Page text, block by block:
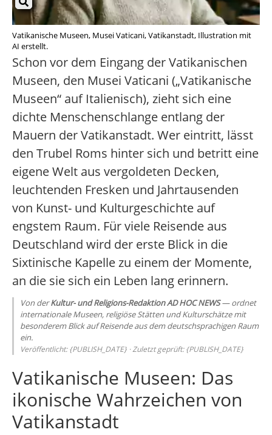
Vatikanische Museen, Musei Vaticani, Vatikanstadt, Illustration mit
AI erstellt.
Schon vor dem Eingang der Vatikanischen
Museen, den Musei Vaticani („Vatikanische
Museen“ auf Italienisch), zieht sich eine
dichte Menschenschlange entlang der
Mauern der Vatikanstadt. Wer eintritt, lässt
den Trubel Roms hinter sich und betritt eine
eigene Welt aus vergoldeten Decken,
leuchtenden Fresken und Jahrtausenden
von Kunst- und Kulturgeschichte auf
engstem Raum. Für viele Reisende aus
Deutschland wird der erste Blick in die
Sixtinische Kapelle zu einem der Momente,
an die sie sich ein Leben lang erinnern.
Von derKultur- und Religions-Redaktion AD HOC NEWS— ordnet
internationale Museen, religiöse Stätten und Kulturschätze mit
besonderem Blick auf Reisende aus dem deutschsprachigen Raum
ein.
Veröffentlicht: {PUBLISH_DATE} · Zuletzt geprüft: {PUBLISH_DATE}
Vatikanische Museen: Das
ikonische Wahrzeichen von
Vatikanstadt